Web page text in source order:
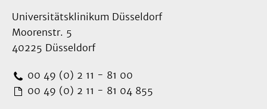
Universitätsklinikum Düsseldorf
Moorenstr. 5
40225 Düsseldorf
00 49 (0) 2 11 - 81 00
00 49 (0) 2 11 - 81 04 855